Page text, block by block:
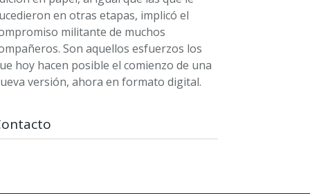
en otras etapas, implicó el
militante de muchos
Son aquellos esfuerzos los
hoy hacen posible el comienzo de una
versión, ahora en formato digital.